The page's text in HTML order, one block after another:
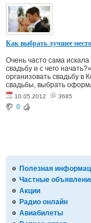
Полезная
Частные
Акции
Радио онлайн
Авиабилеты
Как выбрать лучшее
Очень часто сама
свадьбу и с чего
организовать свадьбу в
свадьбы, выбрать
10.05.2012 3685
0